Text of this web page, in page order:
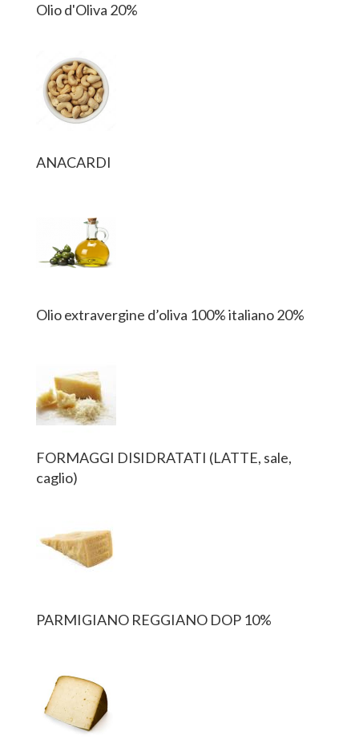
Olio d'Oliva 20%
ANACARDI
Olio extravergine d’oliva 100% italiano 20%
FORMAGGI DISIDRATATI (LATTE, sale,
caglio)
PARMIGIANO REGGIANO DOP 10%